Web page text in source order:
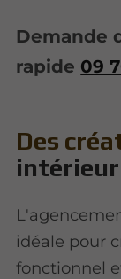
Demande
rapide 09
Des
idéale pour
fonctionnel